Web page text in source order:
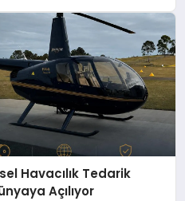
Havacılık Tedarik
Açılıyor